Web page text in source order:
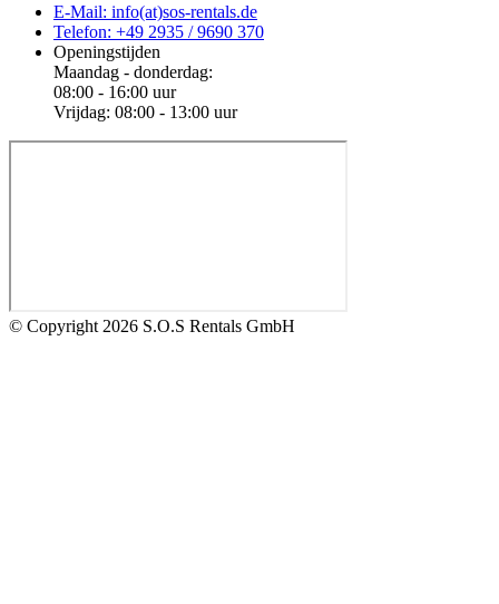
E-Mail: info(at)sos-rentals.de
Telefon: +49 2935 / 9690 370
Openingstijden
Maandag - donderdag:
08:00 - 16:00 uur
Vrijdag: 08:00 - 13:00 uur
© Copyright 2026 S.O.S Rentals GmbH